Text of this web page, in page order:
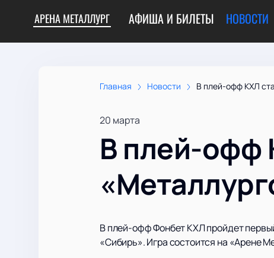
АРЕНА МЕТАЛЛУРГ АФИША И БИЛЕТЫ НОВОСТИ
Главная Новости В плей-офф КХЛ
20 марта
В плей-офф
В плей-офф Фонбет КХЛ пройдет
«Сибирь». Игра состоится на «Арене